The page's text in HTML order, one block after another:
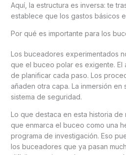
Aquí, la estructura es inversa: te
establece que los gastos básicos
Por qué es importante para los
Los buceadores experimentados
que el buceo polar es exigente. El
de planificar cada paso. Los
añaden otra capa. La inmersión en
sistema de seguridad.
Lo que destaca en esta historia de
que enmarca el buceo como una
programa de investigación. Eso
los buceadores que ya pasan